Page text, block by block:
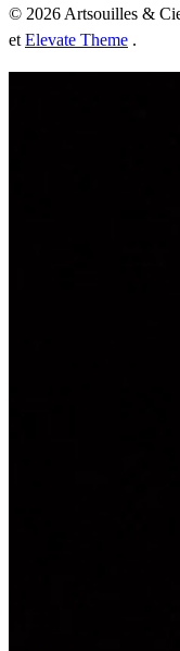
© 2026 Artsouilles &
et Elevate Theme .